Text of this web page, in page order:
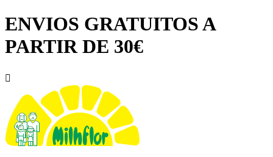
ENVIOS GRATUITOS A
PARTIR DE 30€
